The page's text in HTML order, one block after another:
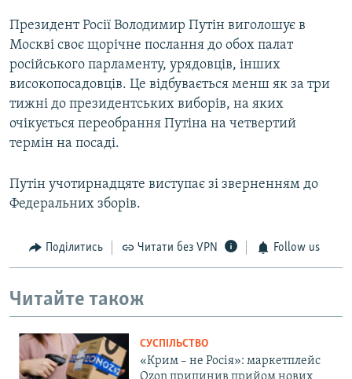
Президент Росії Володимир Путін виголошує в
Москві своє щорічне послання до обох палат
російського парламенту, урядовців, інших
високопосадовців. Це відбувається менш як за три
тижні до президентських виборів, на яких
очікується переобрання Путіна на четвертий
термін на посаді.
Путін учотирнадцяте виступає зі зверненням до
Федеральних зборів.
Поділитись Читати без VPN Follow us
Читайте також
СУСПІЛЬСТВО
«Крим – не Росія»: маркетплейс